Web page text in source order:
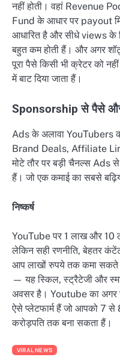
नहीं होती। वहां Revenue
Fund के आधार पर payout
आधारित है और सीधे views के
बहुत कम होती हैं। और अगर
पूरा पैसे किसी भी क्रेटर को
में बाट दिया जाता हैं।
Sponsorship से पैसे और
Ads के अलावा YouTubers
Brand Deals, Affiliate
मोटे तौर पर बड़ी चैनल्स Ads
हैं। जो एक कमाई का सबसे
निष्कर्ष
YouTube पर 1 लाख और 10
लेकिन सही रणनीति, बेहतर
आप लाखों रुपये तक कमा सकते
— यह स्किल, स्ट्रैटेजी और
अवसर है। Youtube का अगर
ऐसे प्लेटफार्म हैं जो आपको 7 से
करोड़पति तक बना सकता हैं।
VIRAL NEWS